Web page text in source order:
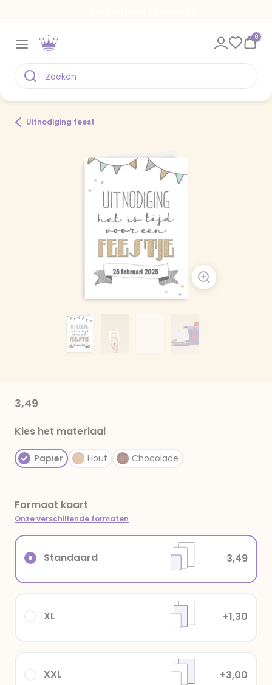
0
Uitnodiging feest
3,49
Kies het materiaal
Papier Hout Chocolade
Formaat kaart
Onze verschillende formaten
XXL +3,00
XL +1,30
Standaard 3,49